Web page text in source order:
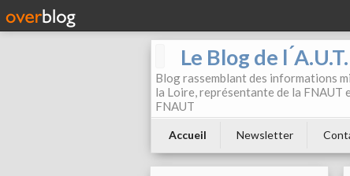
Le Blog de l
Blog rassemblant des informations
la Loire, représentante de la
FNAUT
Accueil Newsletter